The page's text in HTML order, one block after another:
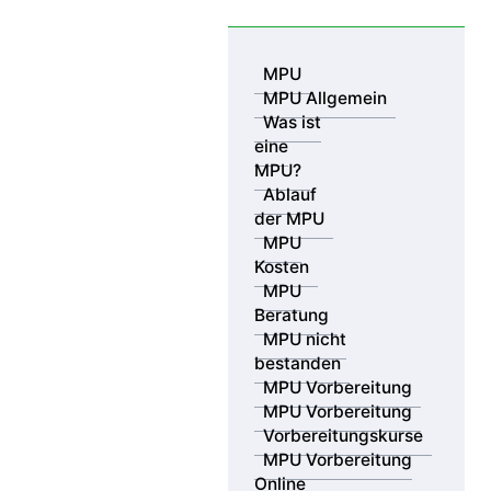
MPU
MPU Allgemein
Was ist
eine
MPU?
Ablauf
der MPU
MPU
Kosten
MPU
Beratung
MPU nicht
bestanden
MPU Vorbereitung
MPU Vorbereitung
Vorbereitungskurse
MPU Vorbereitung
Online
MPV GmbH 29.05.2022
Polizei Personalmangel: Bayern
sucht Polizisten im Ausland